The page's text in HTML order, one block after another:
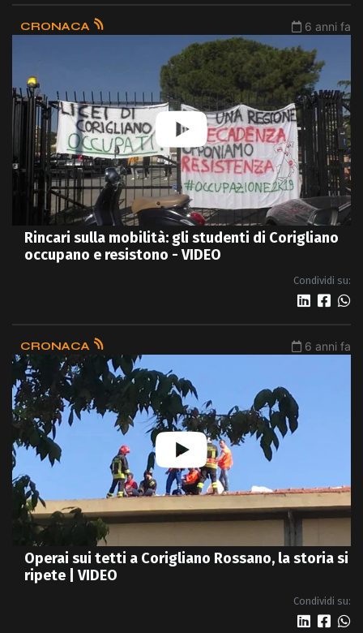
CRONACA 6 anni fa
Rincari sulla mobilità: gli studenti di Corigliano
occupano e resistono - VIDEO
Condividi su:
CRONACA 6 anni fa
Operai sui tetti a Corigliano Rossano, la storia si
ripete | VIDEO
Condividi su: